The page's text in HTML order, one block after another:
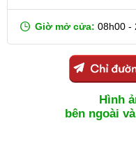
Giờ mở cửa: 08h00 -
Hình
bên ngoài